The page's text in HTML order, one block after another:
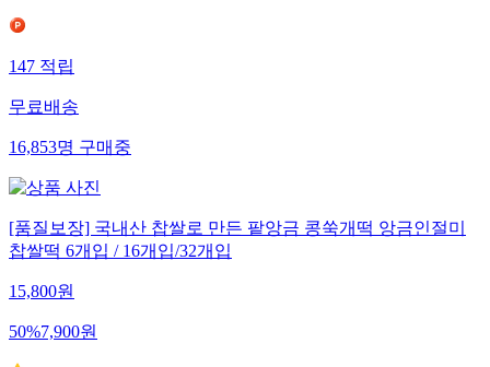
147 적립
무료배송
16,853명 구매중
[품질보장] 국내산 찹쌀로 만든 팥앙금 콩쑥개떡 앙금인절미
찹쌀떡 6개입 / 16개입/32개입
15,800원
50%7,900원